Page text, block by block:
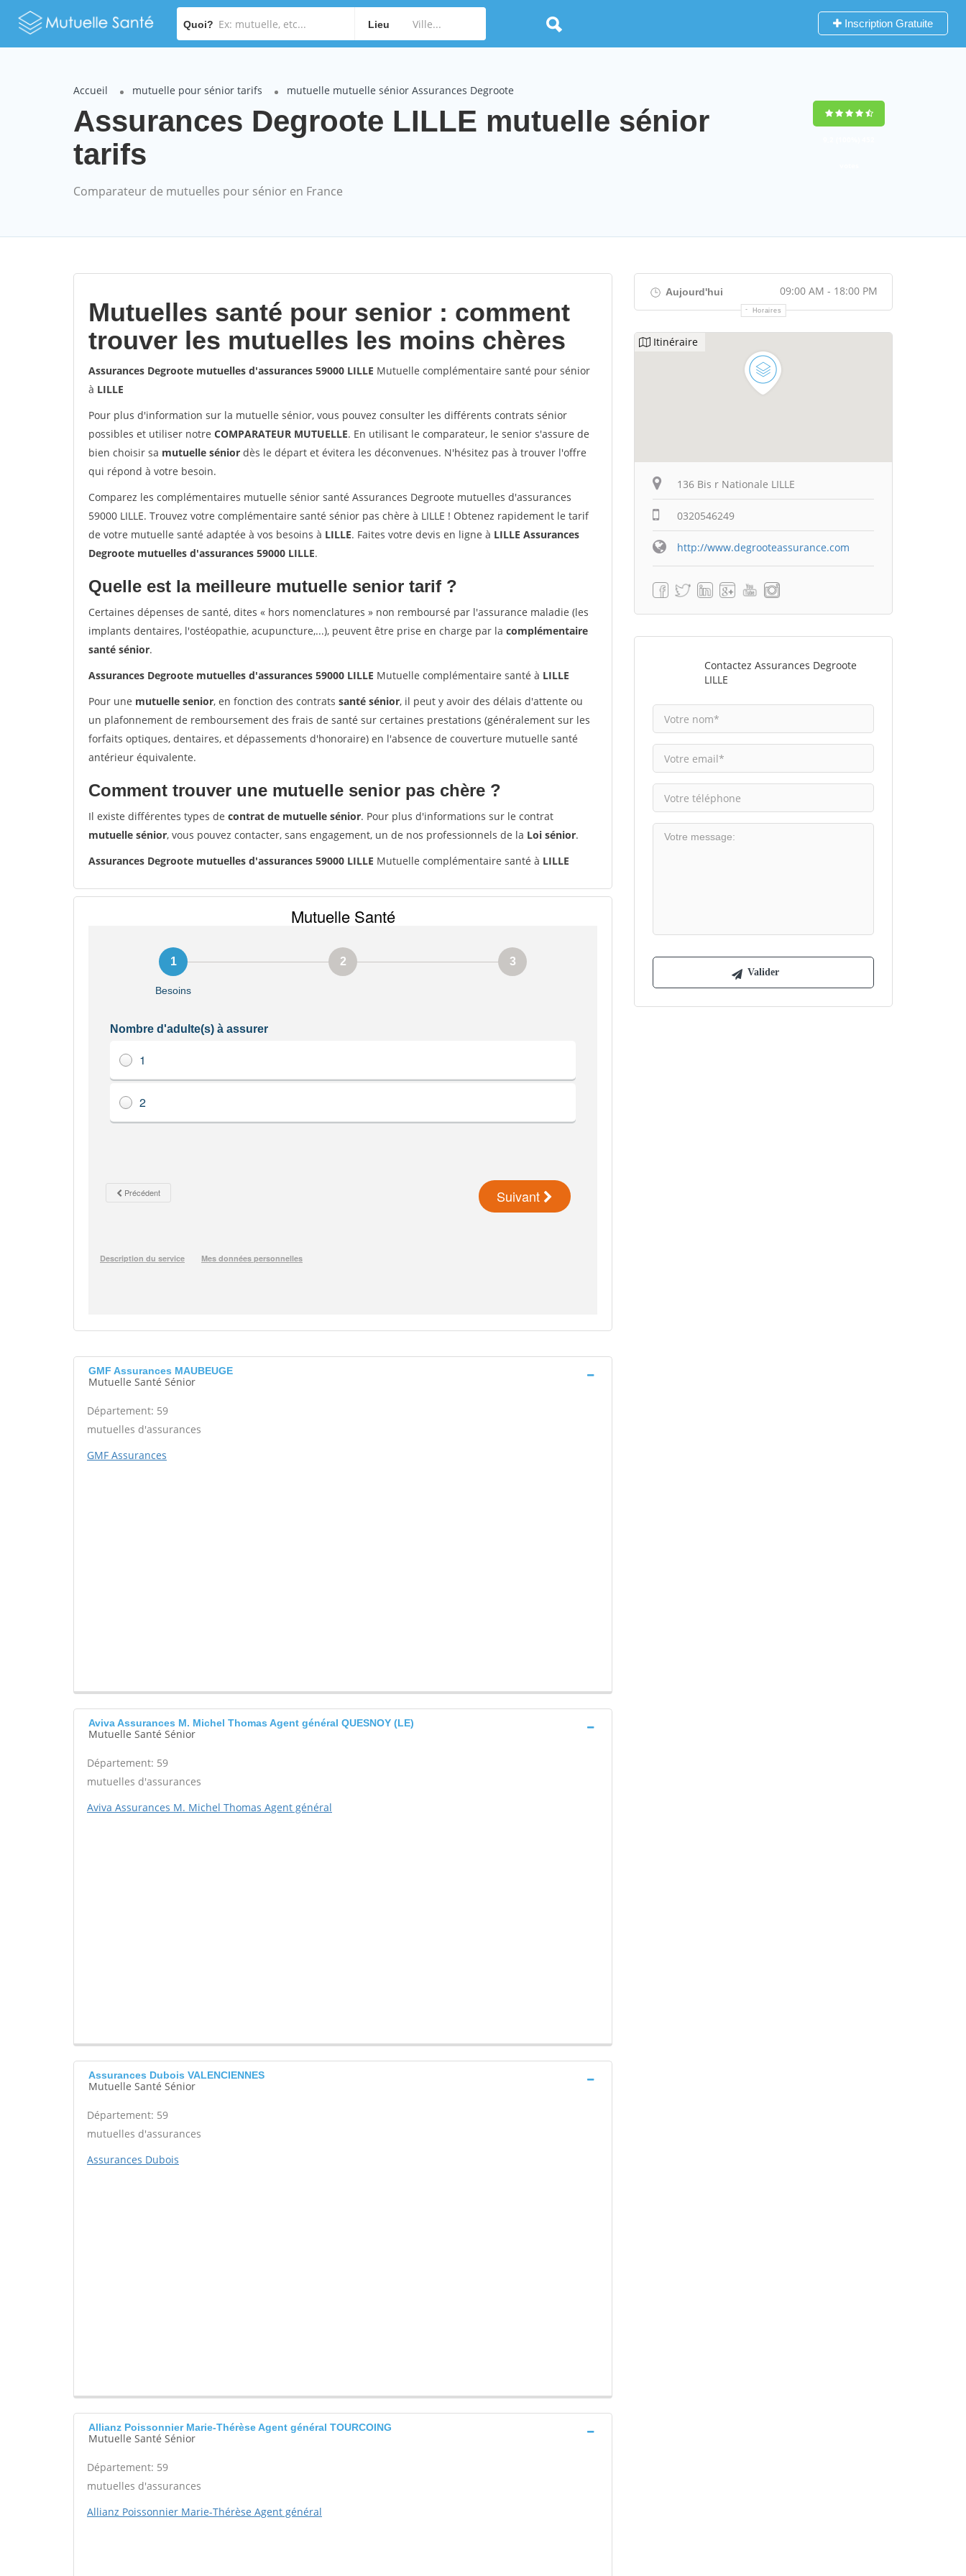
Quoi? Lieu Inscription Gratuite
Accueil mutuelle pour sénior tarifs mutuelle mutuelle sénior Assurances Degroote
Assurances Degroote LILLE mutuelle sénior
tarifs
Comparateur de mutuelles pour sénior en France
Mutuelles santé pour senior : comment
trouver les mutuelles les moins chères
Assurances Degroote mutuelles d'assurances 59000 LILLE Mutuelle complémentaire santé pour sénior
à LILLE
Pour plus d'information sur la mutuelle sénior, vous pouvez consulter les différents contrats sénior
possibles et utiliser notre COMPARATEUR MUTUELLE. En utilisant le comparateur, le senior s'assure de
bien choisir sa mutuelle sénior dès le départ et évitera les déconvenues. N'hésitez pas à trouver l'offre
qui répond à votre besoin.
Comparez les complémentaires mutuelle sénior santé Assurances Degroote mutuelles d'assurances
59000 LILLE. Trouvez votre complémentaire santé sénior pas chère à LILLE ! Obtenez rapidement le tarif
de votre mutuelle santé adaptée à vos besoins à LILLE. Faites votre devis en ligne à LILLE Assurances
Degroote mutuelles d'assurances 59000 LILLE.
Quelle est la meilleure mutuelle senior tarif ?
Certaines dépenses de santé, dites « hors nomenclatures » non remboursé par l'assurance maladie (les
implants dentaires, l'ostéopathie, acupuncture,...), peuvent être prise en charge par la complémentaire
santé sénior.
Assurances Degroote mutuelles d'assurances 59000 LILLE Mutuelle complémentaire santé à LILLE
Pour une mutuelle senior, en fonction des contrats santé sénior, il peut y avoir des délais d'attente ou
un plafonnement de remboursement des frais de santé sur certaines prestations (généralement sur les
forfaits optiques, dentaires, et dépassements d'honoraire) en l'absence de couverture mutuelle santé
antérieur équivalente.
Comment trouver une mutuelle senior pas chère ?
Il existe différentes types de contrat de mutuelle sénior. Pour plus d'informations sur le contrat
mutuelle sénior, vous pouvez contacter, sans engagement, un de nos professionnels de la Loi sénior.
Assurances Degroote mutuelles d'assurances 59000 LILLE Mutuelle complémentaire santé à LILLE
GMF Assurances MAUBEUGE
Mutuelle Santé Sénior
Département: 59
mutuelles d'assurances
GMF Assurances
Aviva Assurances M. Michel Thomas Agent général QUESNOY (LE)
Mutuelle Santé Sénior
Département: 59
mutuelles d'assurances
Aviva Assurances M. Michel Thomas Agent général
Assurances Dubois VALENCIENNES
Mutuelle Santé Sénior
Département: 59
mutuelles d'assurances
Assurances Dubois
Allianz Poissonnier Marie-Thérèse Agent général TOURCOING
Mutuelle Santé Sénior
Département: 59
mutuelles d'assurances
Allianz Poissonnier Marie-Thérèse Agent général
Aujourd'hui 09:00 AM - 18:00 PM
Horaires
Itinéraire
136 Bis r Nationale LILLE
0320546249
http://www.degrooteassurance.com
Contactez Assurances Degroote
LILLE